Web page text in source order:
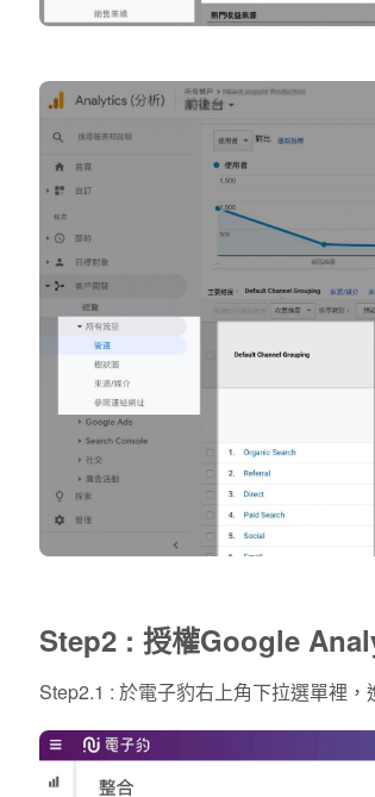
Step2 : 授權Google
Step2.1 : 於電子豹右上角下拉選單裡